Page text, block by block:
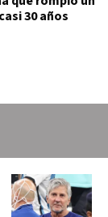
30 años